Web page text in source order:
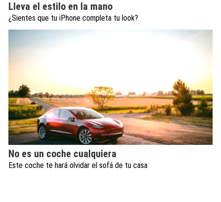
Lleva el estilo en la mano
¿Sientes que tu iPhone completa tu look?
No es un coche cualquiera
Este coche te hará olvidar el sofá de tu casa